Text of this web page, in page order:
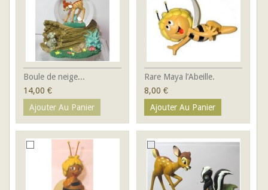
Boule de neige...
14,00 €
Ajouter Au Panier
Rare Maya l’Abeille.
8,00 €
Ajouter Au Panier